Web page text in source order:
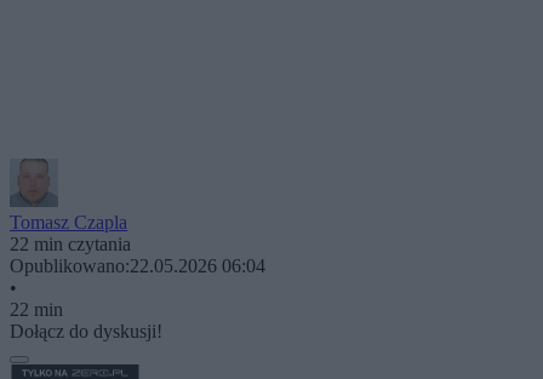
Tomasz Czapla
22 min czytania
Opublikowano:22.05.2026 06:04
•
22 min
Dołącz do dyskusji!